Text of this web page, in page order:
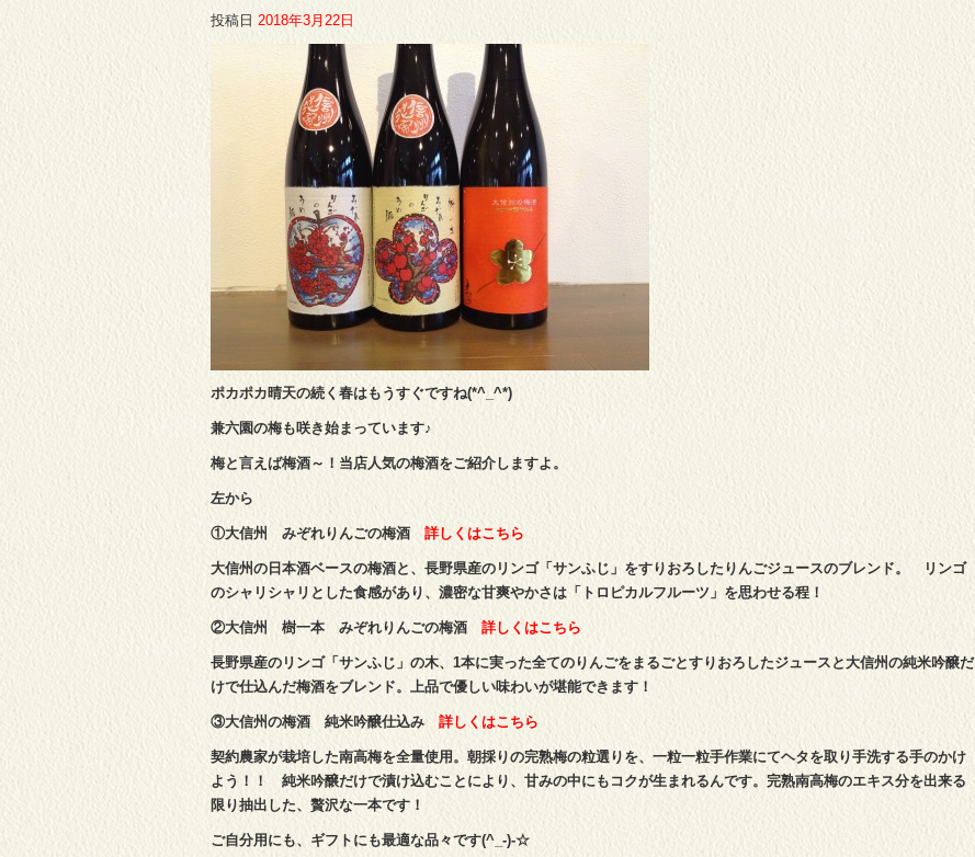
投稿日 2018年3月22日
ポカポカ晴天の続く春はもうすぐですね(*^_^*)
兼六園の梅も咲き始まっています♪
梅と言えば梅酒～！当店人気の梅酒をご紹介しますよ。
左から
①大信州 みぞれりんごの梅酒 詳しくはこちら
大信州の日本酒ベースの梅酒と、長野県産のリンゴ「サンふじ」をすりおろしたりんごジュースのブレンド。 リンゴ
のシャリシャリとした食感があり、濃密な甘爽やかさは「トロピカルフルーツ」を思わせる程！
②大信州 樹一本 みぞれりんごの梅酒 詳しくはこちら
長野県産のリンゴ「サンふじ」の木、1本に実った全てのりんごをまるごとすりおろしたジュースと大信州の純米吟醸だ
けで仕込んだ梅酒をブレンド。上品で優しい味わいが堪能できます！
③大信州の梅酒 純米吟醸仕込み 詳しくはこちら
契約農家が栽培した南高梅を全量使用。朝採りの完熟梅の粒選りを、一粒一粒手作業にてヘタを取り手洗する手のかけ
よう！！ 純米吟醸だけで漬け込むことにより、甘みの中にもコクが生まれるんです。完熟南高梅のエキス分を出来る
限り抽出した、贅沢な一本です！
ご自分用にも、ギフトにも最適な品々です(^_-)-☆